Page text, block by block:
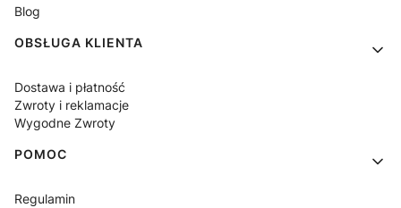
Blog
OBSŁUGA KLIENTA
Dostawa i płatność
Zwroty i reklamacje
Wygodne Zwroty
POMOC
Regulamin